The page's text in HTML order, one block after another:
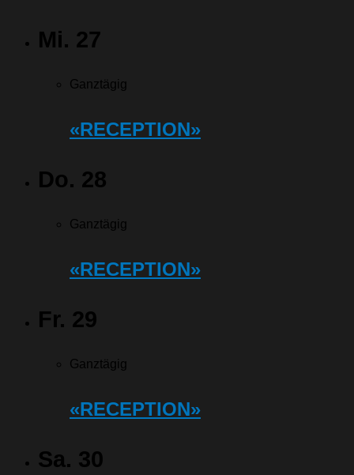
Mi. 27
Ganztägig
«RECEPTION»
Do. 28
Ganztägig
«RECEPTION»
Fr. 29
Ganztägig
«RECEPTION»
Sa. 30